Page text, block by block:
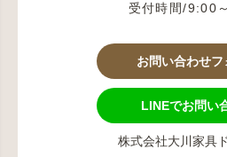
受付時間/9:00
お問い合わせフ
LINEでお問い
株式会社大川家具